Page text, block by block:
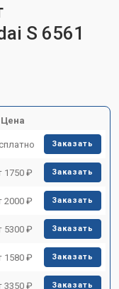
S 6561
Цена
Заказать
1750 ₽ Заказать
2000 ₽ Заказать
5300 ₽ Заказать
1580 ₽ Заказать
3350 ₽ Заказать